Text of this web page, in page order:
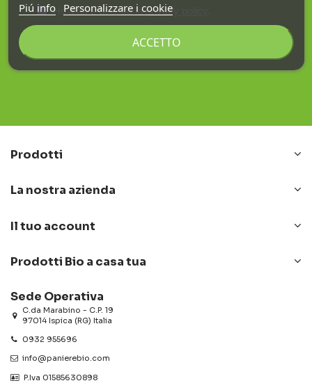
Ho letto e accetto laprivacy policy
ISCRIVITI
Prodotti
La nostra azienda
Il tuo account
Prodotti Bio a casa tua
Sede Operativa
C.da Marabino - C.P. 19
97014 Ispica (RG) Italia
0932 955696
info@panierebio.com
‎‎‎‎‎ P.Iva 01585630898
Piú info
Personalizzare i cookie
ACCETTO